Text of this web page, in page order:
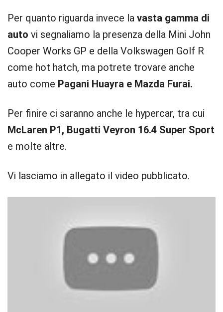
Per quanto riguarda invece la vasta gamma di
auto vi segnaliamo la presenza della Mini John
Cooper Works GP e della Volkswagen Golf R
come hot hatch, ma potrete trovare anche
auto come Pagani Huayra e Mazda Furai.
Per finire ci saranno anche le hypercar, tra cui
McLaren P1, Bugatti Veyron 16.4 Super Sport
e molte altre.
Vi lasciamo in allegato il video pubblicato.